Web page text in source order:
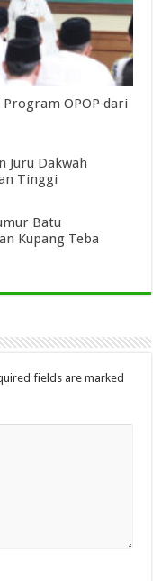
OPOP dari
Juru Dakwah
Tinggi
Batu
Kupang Teba
fields are marked